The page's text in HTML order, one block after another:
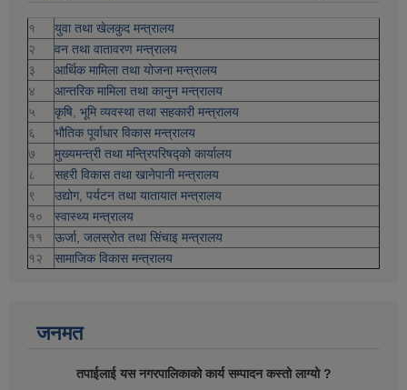
१
युवा तथा खेलकुद मन्त्रालय
२
वन तथा वातावरण मन्त्रालय
३
आर्थिक मामिला तथा योजना मन्त्रालय
४
आन्तरिक मामिला तथा कानुन मन्त्रालय
५
कृषि, भूमि व्यवस्था तथा सहकारी मन्त्रालय
६
भौतिक पूर्वाधार विकास मन्त्रालय
७
मुख्यमन्त्री तथा मन्त्रिपरिषद्को कार्यालय
८
सहरी विकास तथा खानेपानी मन्त्रालय
९
उद्योग, पर्यटन तथा यातायात मन्त्रालय
१०
स्वास्थ्य मन्त्रालय
११
ऊर्जा, जलस्रोत तथा सिंचाइ मन्त्रालय
१२
सामाजिक विकास मन्‍‍त्रालय
जनमत
तपाईलाई यस नगरपालिकाको कार्य सम्पादन कस्तो लाग्यो ?